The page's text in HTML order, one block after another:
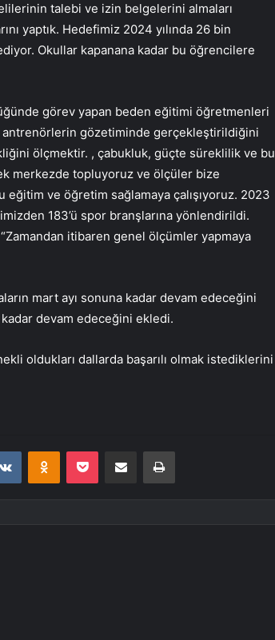
talebi ve izin belgelerini almaları
yaptık. Hedefimiz 2024 yılında 26 bin
Okullar kapanana kadar bu öğrencilere
görev yapan beden eğitimi öğretmenleri
gözetiminde gerçekleştirildiğini
ölçmektir. , çabukluk, güçte süreklilik ve bu
merkezde topluyoruz ve ölçüler bize
eğitim ve öğretim sağlamaya çalışıyoruz. 2023
183’ü spor branşlarına yönlendirildi.
itibaren genel ölçümler yapmaya
mart ayı sonuna kadar devam edeceğini
devam edeceğini ekledi.
oldukları dallarda başarılı olmak istediklerini
VKontakteOdnoklassniki
Pocket E-Posta ile paylaş Yazdır